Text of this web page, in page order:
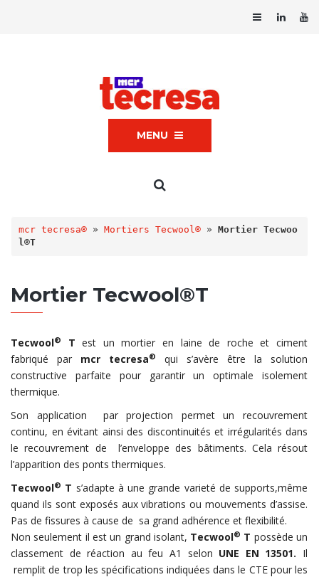
MENU
mcr tecresa® » Mortiers Tecwool® » Mortier Tecwoo
l®T
Mortier Tecwool®T
Tecwool® T est un mortier en laine de roche et ciment
fabriqué par mcr tecresa® qui s’avère être la solution
constructive parfaite pour garantir un optimale isolement
thermique.
Son application par projection permet un recouvrement
continu, en évitant ainsi des discontinuités et irrégularités dans
le recouvrement de l’enveloppe des bâtiments. Cela résout
l’apparition des ponts thermiques.
Tecwool® T s’adapte à une grande varieté de supports,même
quand ils sont exposés aux vibrations ou mouvements d’assise.
Pas de fissures à cause de sa grand adhérence et flexibilité.
Non seulement il est un grand isolant, Tecwool® T possède un
classement de réaction au feu A1 selon UNE EN 13501. Il
remplit de trop les spécifications indiquées dans le CTE pour les